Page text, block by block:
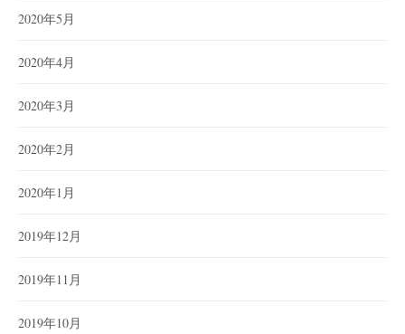
2020年5月
2020年4月
2020年3月
2020年2月
2020年1月
2019年12月
2019年11月
2019年10月